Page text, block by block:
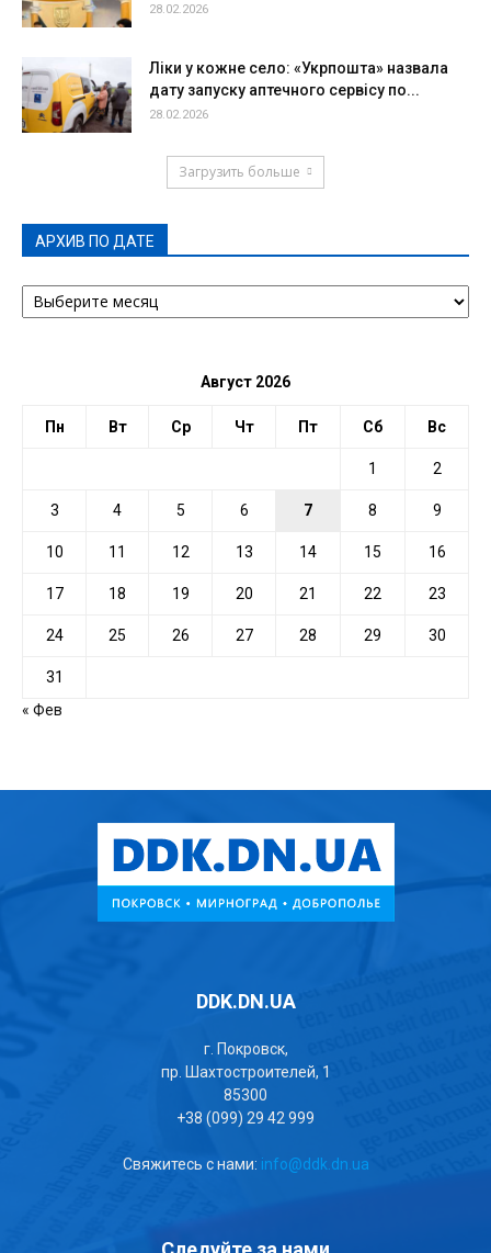
28.02.2026
Ліки у кожне село: «Укрпошта» назвала
дату запуску аптечного сервісу по...
28.02.2026
Загрузить больше
АРХИВ ПО ДАТЕ
АРХИВ
ПО
Август 2026
Пн Вт Ср Чт Пт Сб Вс
1 2
3 4 5 6 7 8 9
10 11 12 13 14 15 16
17 18 19 20 21 22 23
24 25 26 27 28 29 30
31
« Фев
DDK.DN.UA
г. Покровск,
пр. Шахтостроителей, 1
85300
+38 (099) 29 42 999
Свяжитесь с нами: info@ddk.dn.ua